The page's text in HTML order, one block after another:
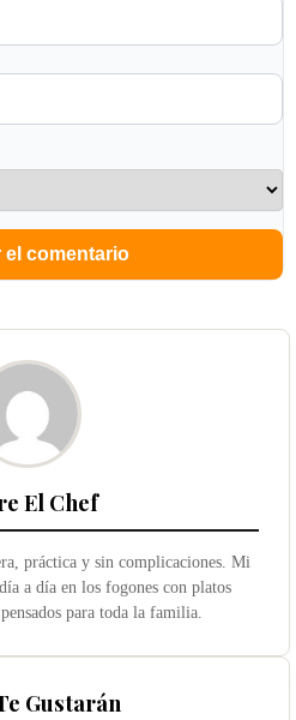
El Chef
práctica y sin complicaciones. Mi
a día en los fogones con platos
para toda la familia.
Gustarán